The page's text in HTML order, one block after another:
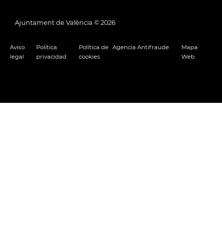
Ajuntament de València © 2026
Aviso
legal
Política
privacidad
Política de
cookies
Agencia Antifraude
Mapa
Web